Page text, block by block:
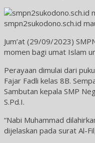
smpn2sukodono.sch.id
Jum’at (29/09/2023)
momen bagi umat Islam
Perayaan dimulai dari
Fajar Fadli kelas 8B.
Sambutan kepala SMP
S.Pd.I.
“Nabi Muhammad
dijelaskan pada surat Al-